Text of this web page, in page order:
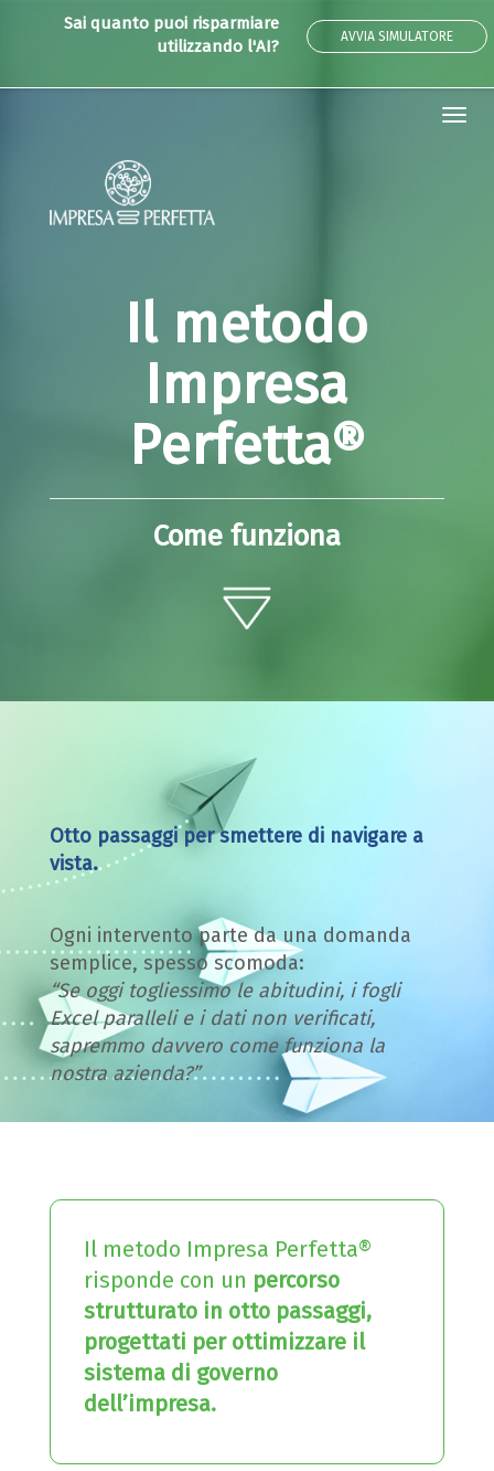
Sai quanto puoi risparmiare
utilizzando l'AI?
AVVIA SIMULATORE
Il metodo
Impresa
Perfetta®
Come funziona
Otto passaggi per smettere di navigare a
vista.
Ogni intervento parte da una domanda
semplice, spesso scomoda:
“Se oggi togliessimo le abitudini, i fogli
Excel paralleli e i dati non verificati,
sapremmo davvero come funziona la
nostra azienda?”
Il metodo Impresa Perfetta®
risponde con un percorso
strutturato in otto passaggi,
progettati per ottimizzare il
sistema di governo
dell’impresa.